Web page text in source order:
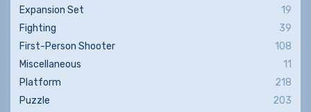
Expansion Set
19
Fighting
39
First-Person Shooter
108
Miscellaneous
11
Platform
218
Puzzle
203